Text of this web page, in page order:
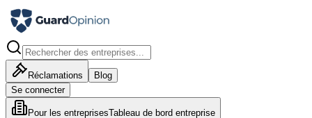
Réclamations
Blog
Se connecter
Pour les entreprisesTableau de bord entreprise